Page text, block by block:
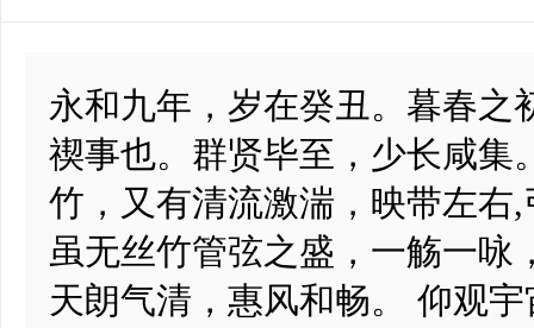
永和九年，岁在癸丑。暮春之
禊事也。群贤毕至，少长咸集
竹，又有清流激湍，映带左右
虽无丝竹管弦之盛，一觞一咏
天朗气清，惠风和畅。 仰观